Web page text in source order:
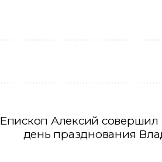
Епископ Алексий
день празднования